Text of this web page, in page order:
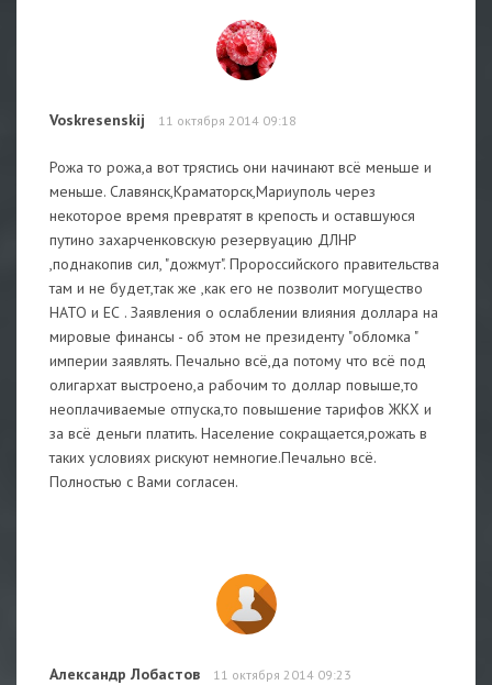
Voskresenskij 11 октября 2014 09:18
Рожа то рожа,а вот трястись они начинают всё меньше и
меньше. Славянск,Краматорск,Мариуполь через
некоторое время превратят в крепость и оставшуюся
путино захарченковскую резервуацию ДЛНР
,поднакопив сил, "дожмут". Пророссийского правительства
там и не будет,так же ,как его не позволит могущество
НАТО и ЕС . Заявления о ослаблении влияния доллара на
мировые финансы - об этом не президенту "обломка "
империи заявлять. Печально всё,да потому что всё под
олигархат выстроено,а рабочим то доллар повыше,то
неоплачиваемые отпуска,то повышение тарифов ЖКХ и
за всё деньги платить. Население сокращается,рожать в
таких условиях рискуют немногие.Печально всё.
Полностью с Вами согласен.
Александр Лобастов 11 октября 2014 09:23